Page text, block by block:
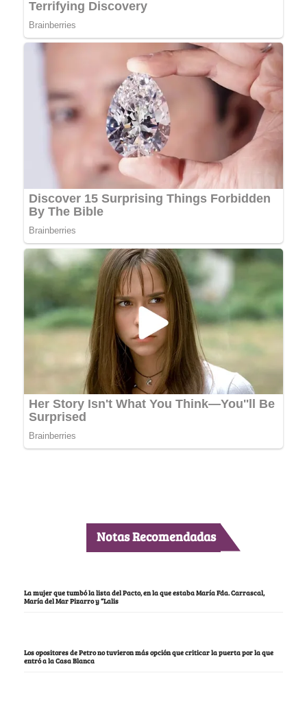
Notas Recomendadas
La mujer que tumbó la lista del Pacto, en la que estaba María Fda. Carrascal,
María del Mar Pizarro y “Lalis
Los opositores de Petro no tuvieron más opción que criticar la puerta por la que
entró a la Casa Blanca